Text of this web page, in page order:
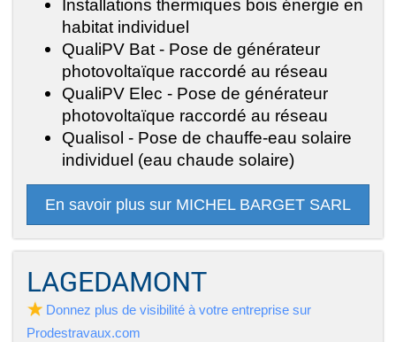
Installations thermiques bois énergie en
habitat individuel
QualiPV Bat - Pose de générateur
photovoltaïque raccordé au réseau
QualiPV Elec - Pose de générateur
photovoltaïque raccordé au réseau
Qualisol - Pose de chauffe-eau solaire
individuel (eau chaude solaire)
En savoir plus sur MICHEL BARGET SARL
LAGEDAMONT
Donnez plus de visibilité à votre entreprise sur
Prodestravaux.com